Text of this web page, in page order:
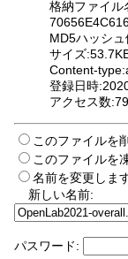
格納ファイル
MD5ハッシ
サイズ
Content-
登録日時
アクセス数
このファイルを
このファイルを
名前を変更しま
新しい名前:
パスワード: